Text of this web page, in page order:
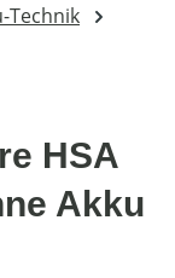
Technik
HSA
Akku